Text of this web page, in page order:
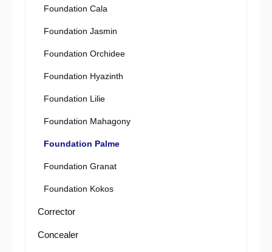
Foundation Cala
Foundation Jasmin
Foundation Orchidee
Foundation Hyazinth
Foundation Lilie
Foundation Mahagony
Foundation Palme
Foundation Granat
Foundation Kokos
Corrector
Concealer